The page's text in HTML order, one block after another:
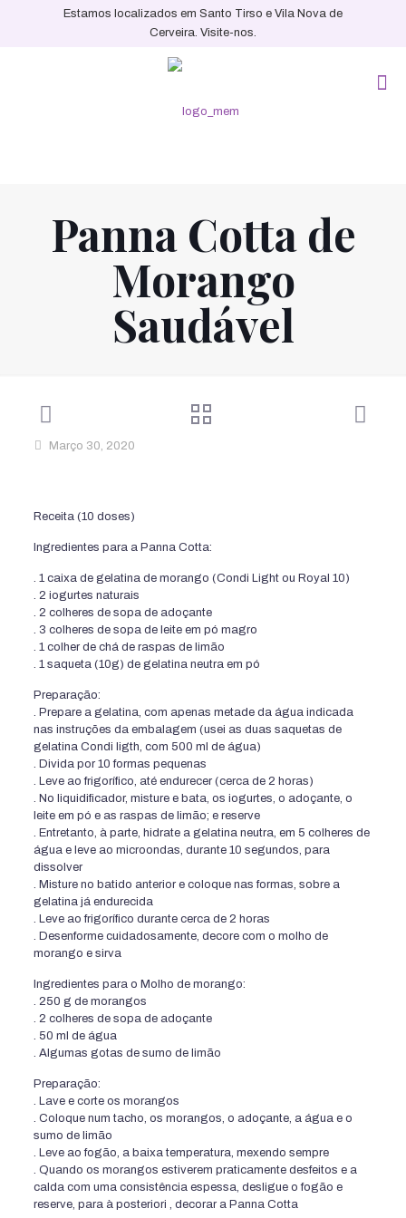
Estamos localizados em Santo Tirso e Vila Nova de
Cerveira. Visite-nos.
Panna Cotta de
Morango
Saudável
Março 30, 2020
Receita (10 doses)
Ingredientes para a Panna Cotta:
. 1 caixa de gelatina de morango (Condi Light ou Royal 10)
. 2 iogurtes naturais
. 2 colheres de sopa de adoçante
. 3 colheres de sopa de leite em pó magro
. 1 colher de chá de raspas de limão
. 1 saqueta (10g) de gelatina neutra em pó
Preparação:
. Prepare a gelatina, com apenas metade da água indicada
nas instruções da embalagem (usei as duas saquetas de
gelatina Condi ligth, com 500 ml de água)
. Divida por 10 formas pequenas
. Leve ao frigorífico, até endurecer (cerca de 2 horas)
. No liquidificador, misture e bata, os iogurtes, o adoçante, o
leite em pó e as raspas de limão; e reserve
. Entretanto, à parte, hidrate a gelatina neutra, em 5 colheres de
água e leve ao microondas, durante 10 segundos, para
dissolver
. Misture no batido anterior e coloque nas formas, sobre a
gelatina já endurecida
. Leve ao frigorífico durante cerca de 2 horas
. Desenforme cuidadosamente, decore com o molho de
morango e sirva
Ingredientes para o Molho de morango:
. 250 g de morangos
. 2 colheres de sopa de adoçante
. 50 ml de água
. Algumas gotas de sumo de limão
Preparação:
. Lave e corte os morangos
. Coloque num tacho, os morangos, o adoçante, a água e o
sumo de limão
. Leve ao fogão, a baixa temperatura, mexendo sempre
. Quando os morangos estiverem praticamente desfeitos e a
calda com uma consistência espessa, desligue o fogão e
reserve, para à posteriori , decorar a Panna Cotta